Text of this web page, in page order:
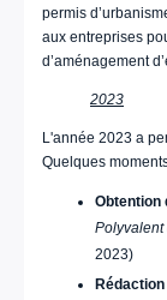
permis
aux entreprises
d’aménagement
2023
L'année 2023 a
Quelques
Obtention
Polyvalent
2023)